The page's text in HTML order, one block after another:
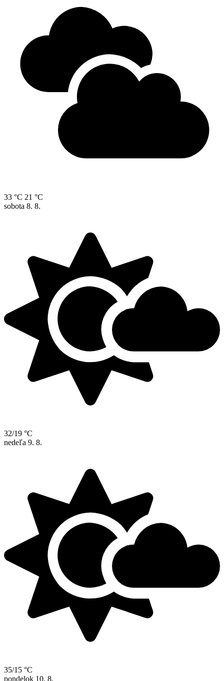
33 °C 21 °C
sobota 8. 8.
32/19 °C
nedeľa 9. 8.
35/15 °C
pondelok 10. 8.